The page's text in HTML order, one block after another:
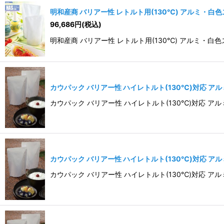
明和産商 バリアー性 レトルト用(130℃) アルミ・白
96,686円(税込)
明和産商 バリアー性 レトルト用(130℃) アルミ・白
カウパック バリアー性 ハイレトルト(130℃)対応 ア
カウパック バリアー性 ハイレトルト(130℃)対応 ア
カウパック バリアー性 ハイレトルト(130℃)対応 ア
カウパック バリアー性 ハイレトルト(130℃)対応 ア